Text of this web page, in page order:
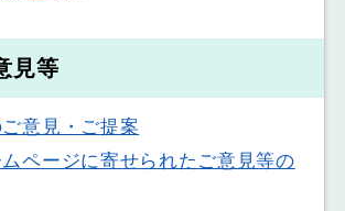
見等
意見・ご提案
ページに寄せられたご意見等の